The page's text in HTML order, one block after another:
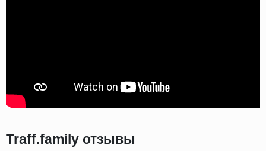
Traff.family отзывы